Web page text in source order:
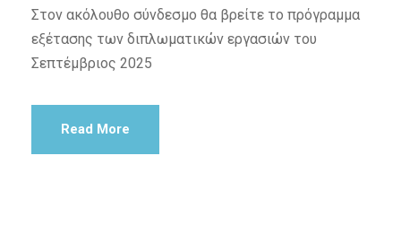
Στον ακόλουθο σύνδεσμο θα βρείτε το πρόγραμμα
εξέτασης των διπλωματικών εργασιών του
Σεπτέμβριος 2025
Read More